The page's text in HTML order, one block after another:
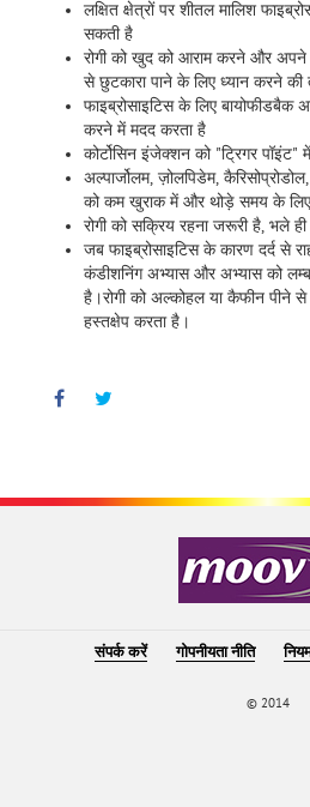
लक्षित क्षेत्रों पर शीतल मालिश
सकती है
रोगी को खुद को आराम करने और
से छुटकारा पाने के लिए ध्यान करने की
फाइब्रोसाइटिस के लिए बायोफीडबैक
करने में मदद करता है
कोर्टोसिन इंजेक्शन को "ट्रिगर पॉइंट"
अल्पार्जोलम, ज़ोलपिडेम,
को कम खुराक में और थोड़े समय के लिए
रोगी को सक्रिय रहना जरूरी है, भले ही
जब फाइब्रोसाइटिस के कारण दर्द से
कंडीशनिंग अभ्यास और अभ्यास को
है।रोगी को अल्कोहल या कैफीन पीने से
हस्तक्षेप करता है।
Facebook
संपर्क करें गोपनीयता नीति
© 2014